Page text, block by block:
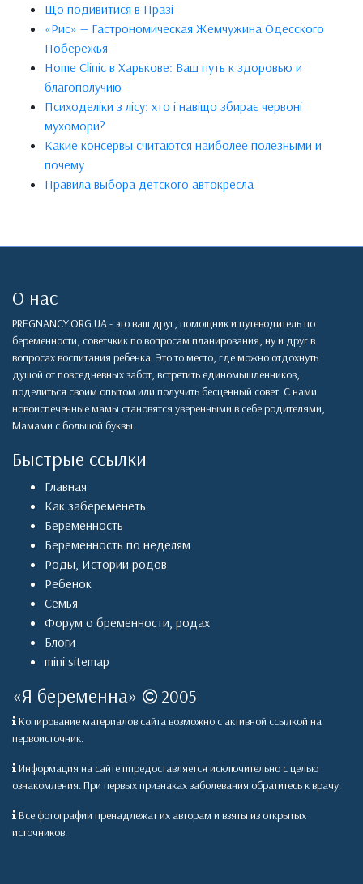
Що подивитися в Празі
«Рис» — Гастрономическая Жемчужина Одесского
Побережья
Home Clinic в Харькове: Ваш путь к здоровью и
благополучию
Психоделіки з лісу: хто і навіщо збирає червоні
мухомори?
Какие консервы считаются наиболее полезными и
почему
Правила выбора детского автокресла
О нас
PREGNANCY.ORG.UA - это ваш друг, помощник и путеводитель по
беременности, советчкик по вопросам планирования, ну и друг в
вопросах воспитания ребенка. Это то место, где можно отдохнуть
душой от повседневных забот, встретить единомышленников,
поделиться своим опытом или получить бесценный совет. С нами
новоиспеченные мамы становятся уверенными в себе родителями,
Мамами с большой буквы.
Быстрые ссылки
Главная
Как забеременеть
Беременность
Беременность по неделям
Роды, Истории родов
Ребенок
Семья
Форум о бременности, родах
Блоги
mini sitemap
«Я беременна» 2005
Копирование материалов сайта возможно с активной ссылкой на
первоисточник.
Информация на сайте ппредоставляется исключительно с целью
ознакомления. При первых признаках заболевания обратитесь к врачу.
Все фотографии пренадлежат их авторам и взяты из открытых
источников.